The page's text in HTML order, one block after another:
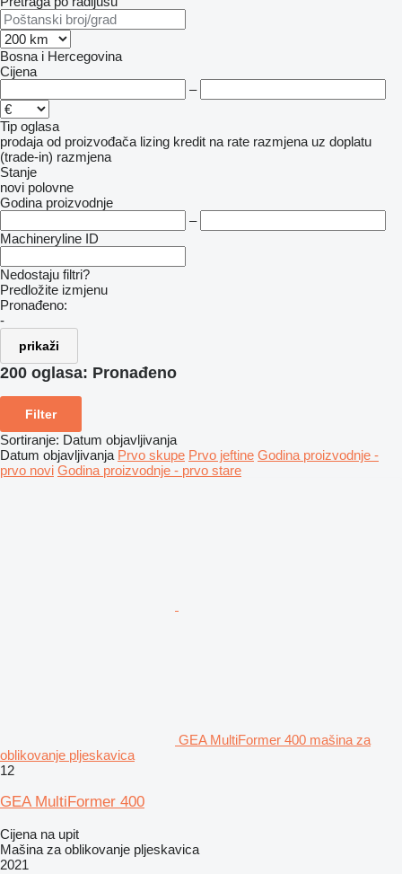
Bosna i Hercegovina
Cijena
–
Tip oglasa
prodaja od proizvođača lizing kredit na rate razmjena uz doplatu
(trade-in) razmjena
Stanje
novi polovne
Godina proizvodnje
–
Machineryline ID
Nedostaju filtri?
Predložite izmjenu
Pronađeno:
-
prikaži
200 oglasa: Pronađeno
Filter
Sortiranje: Datum objavljivanja
Datum objavljivanja Prvo skupe Prvo jeftine Godina proizvodnje -
prvo novi Godina proizvodnje - prvo stare
GEA MultiFormer 400 mašina za
oblikovanje pljeskavica
12
GEA MultiFormer 400
Cijena na upit
Mašina za oblikovanje pljeskavica
2021